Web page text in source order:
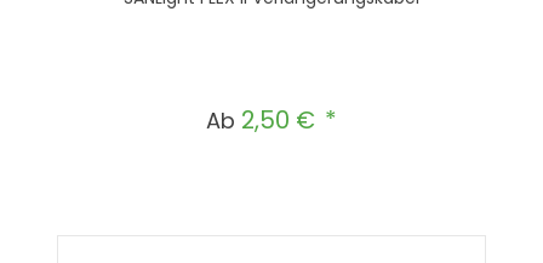
Regulärer Preis:
Ab 2,50 €